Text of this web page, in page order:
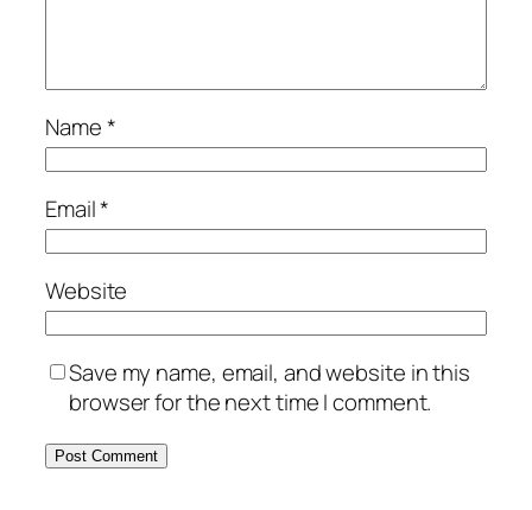
Name*
Email*
Website
Save my name, email, and website in this
browser for the next time I comment.